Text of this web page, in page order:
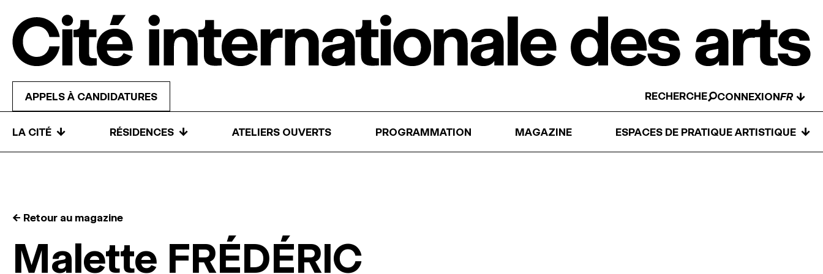
APPELS À CANDIDATURES RECHERCHE CONNEXION ↓
LA CITÉ ↓ RÉSIDENCES ↓ ATELIERS OUVERTS PROGRAMMATION MAGAZINE ESPACES DE PRATIQUE ARTISTIQUE ↓
← Retour au magazine
Malette FRÉDÉRIC